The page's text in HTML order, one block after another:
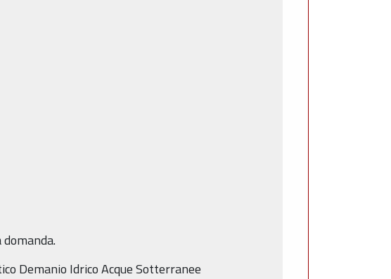
Demanio Idrico Acque Sotterranee